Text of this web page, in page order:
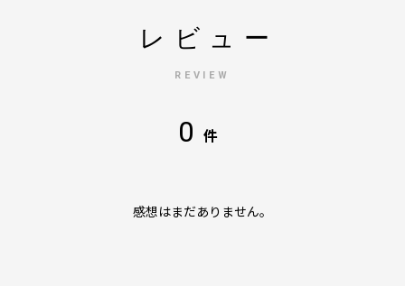
レビュー
REVIEW
0 件
感想はまだありません。